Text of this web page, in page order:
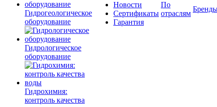
Гидрогеологическое
оборудование
Гидрологическое
оборудование
Гидрохимия:
контроль качества
Новости
Сертификаты
Гарантия
По
отраслям